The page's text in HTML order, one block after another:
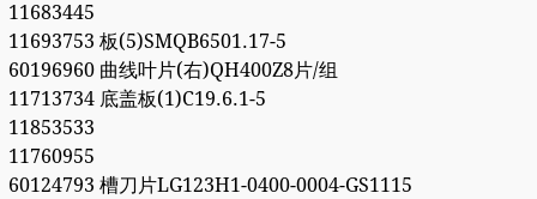
11683445
11693753 板(5)SMQB6501.17-5
60196960 曲线叶片(右)QH400Z8片/组
11713734 底盖板(1)C19.6.1-5
11853533
11760955
60124793 槽刀片LG123H1-0400-0004-GS1115